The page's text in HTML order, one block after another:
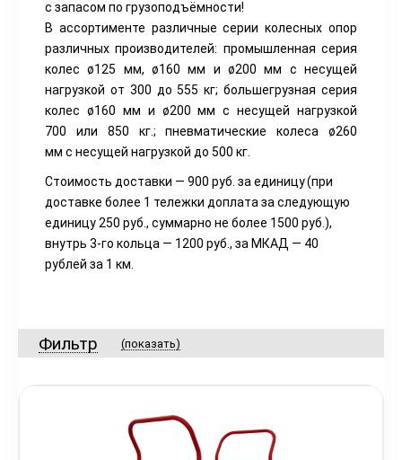
с запасом по грузоподъёмности!
В ассортименте различные серии колесных опор
различных производителей: промышленная серия
колес ø125 мм, ø160 мм и ø200 мм с несущей
нагрузкой от 300 до 555 кг; большегрузная серия
колес ø160 мм и ø200 мм с несущей нагрузкой
700 или 850 кг.; пневматические колеса ø260
мм с несущей нагрузкой до 500 кг.
Стоимость доставки — 900 руб. за единицу(при
доставке более 1 тележки доплата за следующую
единицу 250 руб., суммарно не более 1500 руб.),
внутрь 3-го кольца — 1200 руб., за МКАД — 40
рублей за 1 км.
Фильтр (показать)